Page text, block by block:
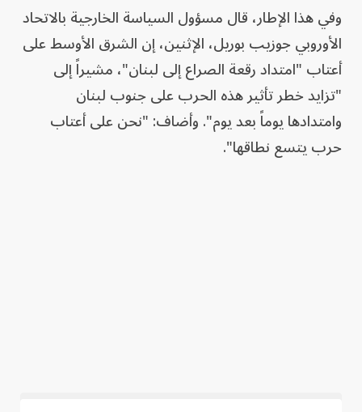
وفي هذا الإطار، قال مسؤول السياسة الخارجية بالاتحاد
الأوروبي جوزيب بوريل، الإثنين، إن الشرق الأوسط على
أعتاب "امتداد رقعة الصراع إلى لبنان"، مشيراً إلى
"تزايد خطر تأثير هذه الحرب على جنوب لبنان
وامتدادها يوماً بعد يوم". وأضاف: "نحن على أعتاب
حرب يتسع نطاقها".